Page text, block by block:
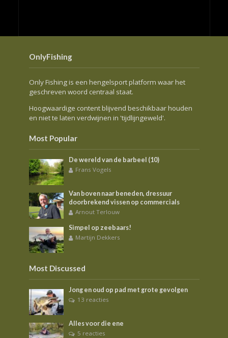
OnlyFishing
Only Fishing is een hengelsport platform waar het
geschreven woord centraal staat.
Hoogwaardige content blijvend beschikbaar houden
en niet te laten verdwijnen in 'tijdlijngeweld'.
Most Popular
De wereld van de barbeel (10)
Frans Vogels
Van boven naar beneden, dressuur
doorbrekend vissen op commercials
Arnout Terlouw
Simpel op zeebaars!
Martijn Dekkers
Most Discussed
Jong en oud op pad met grote gevolgen
13 reacties
Alles voor die ene
5 reacties